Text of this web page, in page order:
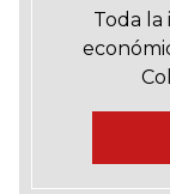
Toda